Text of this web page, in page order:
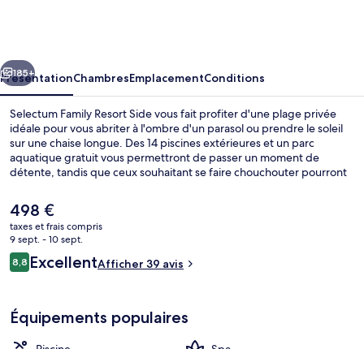
Suivant
185+
PrésentationChambresEmplacementConditions
Selectum Family Resort Side vous fait profiter d'une plage privée
idéale pour vous abriter à l'ombre d'un parasol ou prendre le soleil
sur une chaise longue. Des 14 piscines extérieures et un parc
aquatique gratuit vous permettront de passer un moment de
détente, tandis que ceux souhaitant se faire chouchouter pourront
restauration comprennent 7 restaurants, tandis que les 11
bars/salons vous invitent à siroter des boissons rafraîchissantes. Cet
hôtel de luxe abrite en outre une piscine couverte, une discothèque
et un club pour enfants (gratuit).
Le
prix
actuel
est
de
498 €
taxes et frais compris
9 sept. - 10 sept.
Avis
voyageurs
8,88,8 sur 10
ExcellentAfficher 39 avis
Équipements populaires